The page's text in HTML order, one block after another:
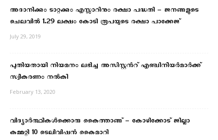
അദാനിക്കും ടാറ്റക്കും എസ്സാറിനും രക്ഷാ പദ്ധതി – ജനങ്ങളുടെ
ചെലവില്‍ 1.29 ലക്ഷം കോടി രൂപയുടെ രക്ഷാ പാക്കേജ്
July 29, 2019
പുതിയതായി നിയമനം ലഭിച്ച അസിസ്റ്റൻറ് എഞ്ചിനീയർമാർക്ക്
സ്വീകരണം നൽകി
February 13, 2020
വിദ്യാർത്ഥികൾക്കൊരു കൈത്താങ്ങ് – കോഴിക്കോട് ജില്ലാ
കമ്മറ്റി 10 ടെലിവിഷൻ കൈമാറി